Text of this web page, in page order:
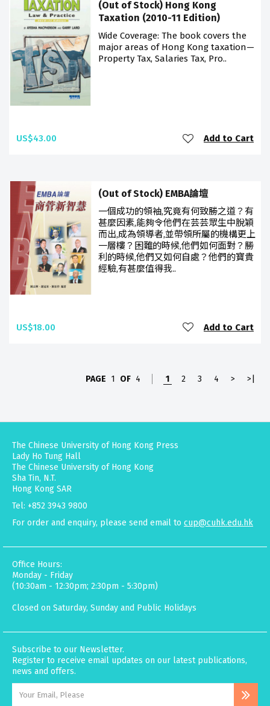
(Out of Stock) Hong Kong
Taxation (2010-11 Edition)
Wide Coverage: The book covers the
major areas of Hong Kong taxation—
Property Tax, Salaries Tax, Pro..
US$43.00 Add to Cart
(Out of Stock) EMBA論壇
一個成功的領袖,究竟有何致勝之道？有
甚麼因素,能夠令他們在芸芸眾生中脫穎
而出,成為領導者,並帶領所屬的機構更上
一層樓？困難的時候,他們如何面對？勝
利的時候,他們又如何自處？他們的寶貴
經驗,有甚麼值得我..
US$18.00 Add to Cart
PAGE 1 OF 4 1 2 3 4 > >|
The Chinese University of Hong Kong Press
Lady Ho Tung Hall
The Chinese University of Hong Kong
Sha Tin, N.T.
Hong Kong SAR
Tel: +852 3943 9800
For order and enquiry, please send email to cup@cuhk.edu.hk
Office Hours:
Monday - Friday
(10:30am - 12:30pm; 2:30pm - 5:30pm)
Closed on Saturday, Sunday and Public Holidays
Subscribe to our Newsletter.
Register to receive email updates on our latest publications,
news and offers.